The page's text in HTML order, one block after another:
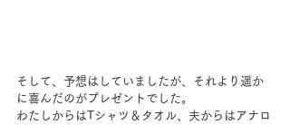
そして、予想はしていましたが、それより遥か
に喜んだのがプレゼントでした。
わたしからはTシャツ＆タオル、夫からはアナロ